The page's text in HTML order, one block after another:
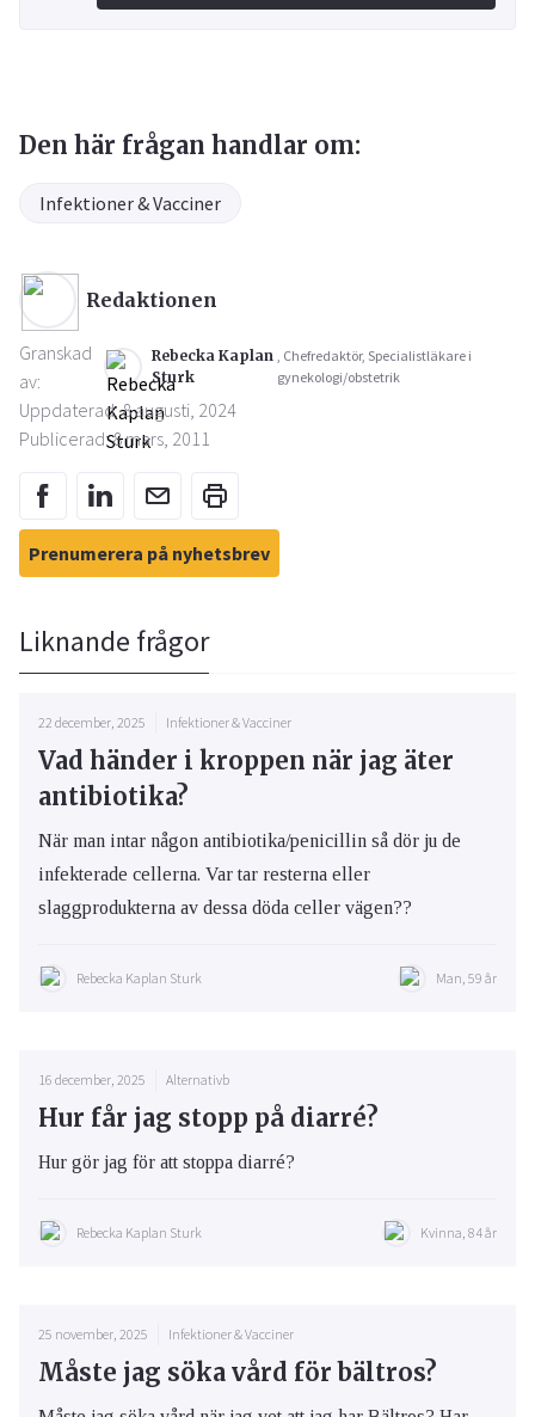
Den här frågan handlar om:
Infektioner & Vacciner
Redaktionen
Granskad
av:
Rebecka Kaplan
Sturk
, Chefredaktör, Specialistläkare i
gynekologi/obstetrik
Uppdaterad: 8 augusti, 2024
Publicerad: 8 mars, 2011
Prenumerera på nyhetsbrev
Liknande frågor
22 december, 2025 Infektioner & Vacciner
Vad händer i kroppen när jag äter
antibiotika?
När man intar någon antibiotika/penicillin så dör ju de
infekterade cellerna. Var tar resterna eller
slaggprodukterna av dessa döda celler vägen??
Rebecka Kaplan Sturk Man, 59 år
16 december, 2025 Alternativb
Hur får jag stopp på diarré?
Hur gör jag för att stoppa diarré?
Rebecka Kaplan Sturk Kvinna, 84 år
25 november, 2025 Infektioner & Vacciner
Måste jag söka vård för bältros?